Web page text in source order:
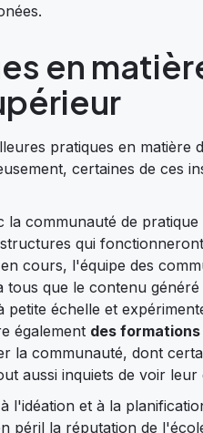
en
pratiques en matière
certaines de ces
communauté de
qui
cours, l'équipe des
tous que le contenu
petite échelle et
également des
la communauté, dont
aussi inquiets de voir leur
l'idéation et à la
péril la réputation de